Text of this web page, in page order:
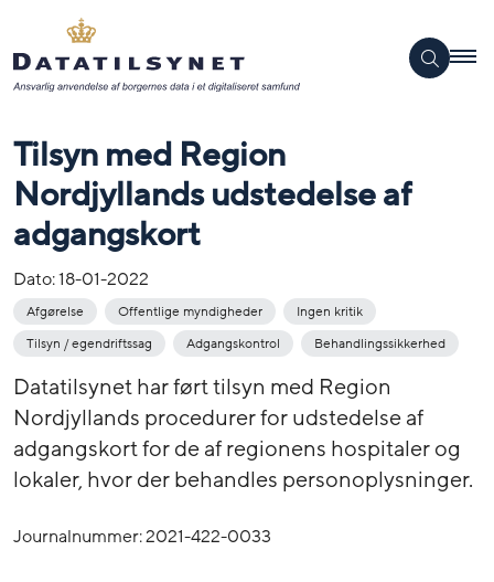
Tilsyn med Region
Nordjyllands udstedelse af
adgangskort
Dato:18-01-2022
Afgørelse Offentlige myndigheder
Ingen kritik
Tilsyn / egendriftssag
Adgangskontrol Behandlingssikkerhed
Datatilsynet har ført tilsyn med Region
Nordjyllands procedurer for udstedelse af
adgangskort for de af regionens hospitaler og
lokaler, hvor der behandles personoplysninger.
Journalnummer: 2021-422-0033